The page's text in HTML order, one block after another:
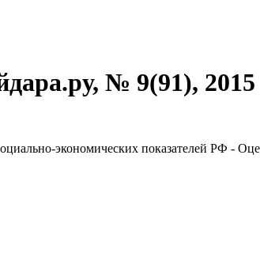
№ 9(91), 2015
экономических показателей РФ -